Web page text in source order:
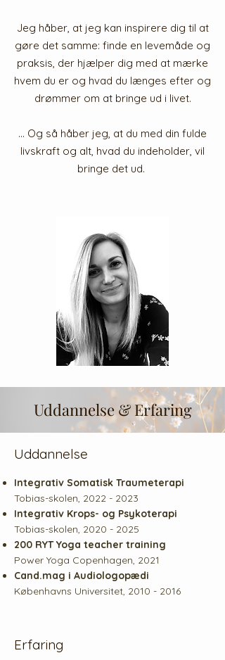
Jeg håber, at jeg kan inspirere dig til at
gøre det samme: finde en levemåde og
praksis, der hjælper dig med at mærke
hvem du er og hvad du længes efter og
drømmer om at bringe ud i livet.
... Og så håber jeg, at du med din fulde
livskraft og alt, hvad du indeholder, vil
bringe det ud.
Uddannelse & Erfaring
Uddannelse
Integrativ Somatisk Traumeterapi
Tobias-skolen, 2022 - 2023
Integrativ Krops- og Psykoterapi
Tobias-skolen, 2020 - 2025
200 RYT Yoga teacher training
Power Yoga Copenhagen, 2021
Cand.mag i Audiologopædi
Københavns Universitet, 2010 - 2016
Erfaring